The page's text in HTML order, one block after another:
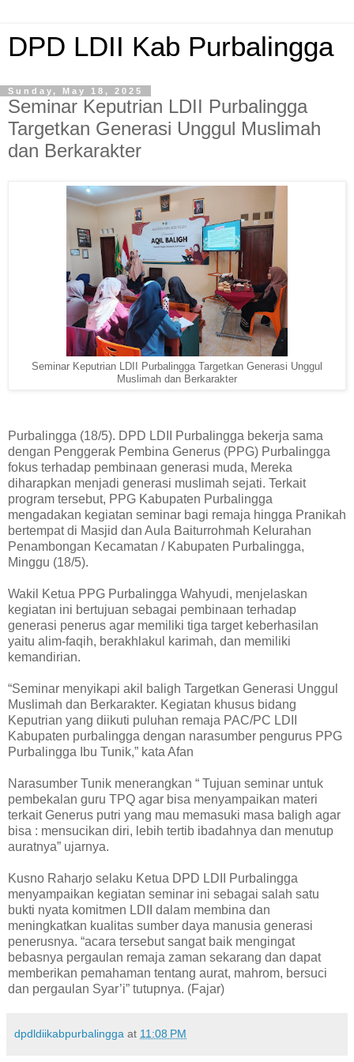
DPD LDII Kab Purbalingga
Sunday, May 18, 2025
Seminar Keputrian LDII Purbalingga
Targetkan Generasi Unggul Muslimah
dan Berkarakter
Seminar Keputrian LDII Purbalingga Targetkan Generasi Unggul
Muslimah dan Berkarakter
Purbalingga (18/5). DPD LDII Purbalingga bekerja sama
dengan Penggerak Pembina Generus (PPG) Purbalingga
fokus terhadap pembinaan generasi muda, Mereka
diharapkan menjadi generasi muslimah sejati. Terkait
program tersebut, PPG Kabupaten Purbalingga
mengadakan kegiatan seminar bagi remaja hingga Pranikah
bertempat di Masjid dan Aula Baiturrohmah Kelurahan
Penambongan Kecamatan / Kabupaten Purbalingga,
Minggu (18/5).
Wakil Ketua PPG Purbalingga Wahyudi, menjelaskan
kegiatan ini bertujuan sebagai pembinaan terhadap
generasi penerus agar memiliki tiga target keberhasilan
yaitu alim-faqih, berakhlakul karimah, dan memiliki
kemandirian.
“Seminar menyikapi akil baligh Targetkan Generasi Unggul
Muslimah dan Berkarakter. Kegiatan khusus bidang
Keputrian yang diikuti puluhan remaja PAC/PC LDII
Kabupaten purbalingga dengan narasumber pengurus PPG
Purbalingga Ibu Tunik,” kata Afan
Narasumber Tunik menerangkan “ Tujuan seminar untuk
pembekalan guru TPQ agar bisa menyampaikan materi
terkait Generus putri yang mau memasuki masa baligh agar
bisa : mensucikan diri, lebih tertib ibadahnya dan menutup
auratnya” ujarnya.
Kusno Raharjo selaku Ketua DPD LDII Purbalingga
menyampaikan kegiatan seminar ini sebagai salah satu
bukti nyata komitmen LDII dalam membina dan
meningkatkan kualitas sumber daya manusia generasi
penerusnya. “acara tersebut sangat baik mengingat
bebasnya pergaulan remaja zaman sekarang dan dapat
memberikan pemahaman tentang aurat, mahrom, bersuci
dan pergaulan Syar’i” tutupnya. (Fajar)
dpdldiikabpurbalingga at 11:08 PM